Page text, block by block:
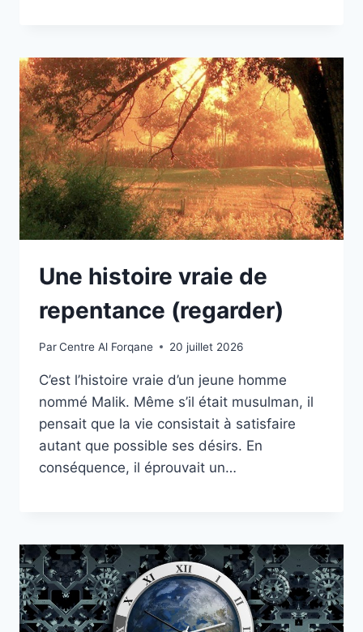
Une histoire vraie de
repentance (regarder)
ParCentre Al Forqane 20 juillet 2026
C’est l’histoire vraie d’un jeune homme
nommé Malik. Même s’il était musulman, il
pensait que la vie consistait à satisfaire
autant que possible ses désirs. En
conséquence, il éprouvait un…